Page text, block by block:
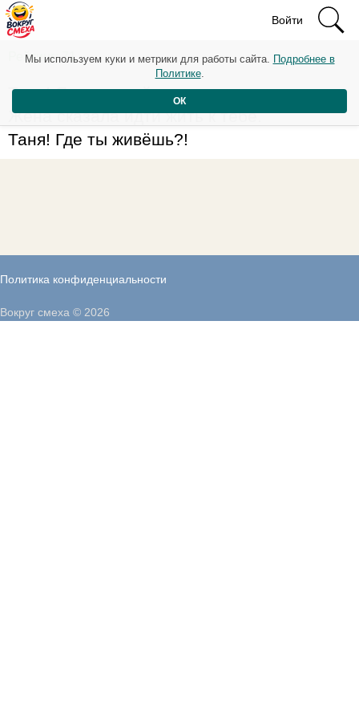
Войти
Рейтинг: 71
Таня! Я вчера лайкнул пять твоих твитов.
Жена сказала идти жить к тебе.
Таня! Где ты живёшь?!
Политика конфиденциальности
Мы используем куки и метрики для работы сайта. Подробнее в
Политике.
ОК
Вокруг смеха © 2026